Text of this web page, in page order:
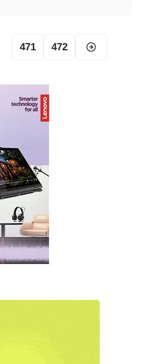
471 472